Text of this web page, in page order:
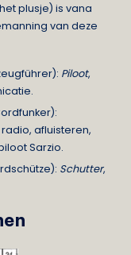
plusje) is vana
van deze
Piloot,
afluisteren,
Sarzio.
Schutter,